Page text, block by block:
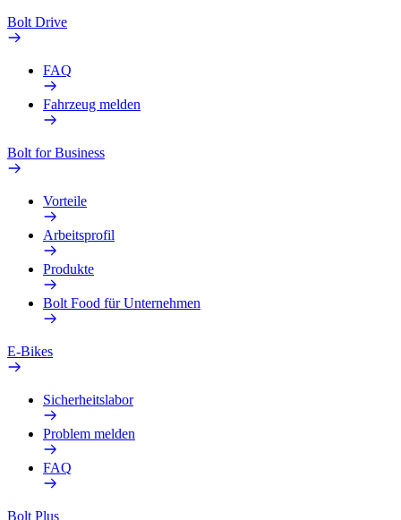
Bolt Drive
FAQ
Fahrzeug melden
Bolt for Business
Vorteile
Arbeitsprofil
Produkte
Bolt Food für Unternehmen
E-Bikes
Sicherheitslabor
Problem melden
FAQ
Bolt Plus